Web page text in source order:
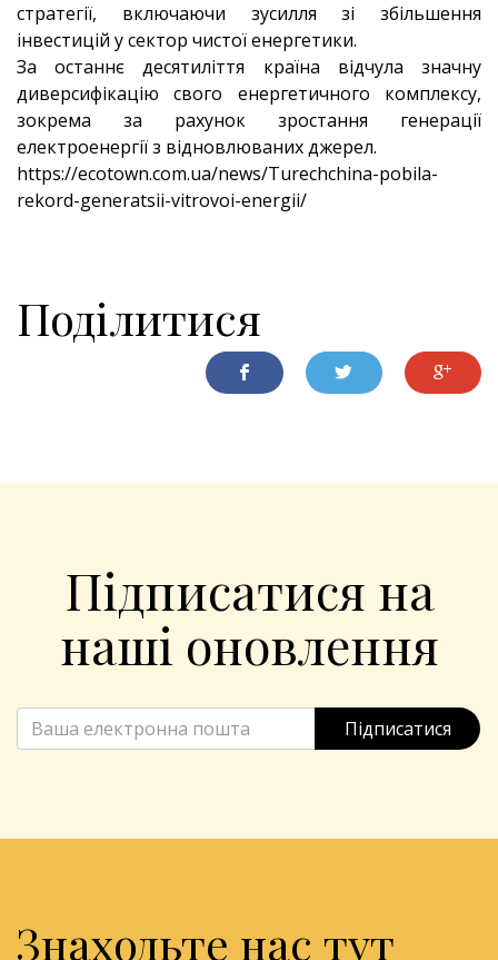
стратегії, включаючи зусилля зі збільшення
інвестицій у сектор чистої енергетики.
За останнє десятиліття країна відчула значну
диверсифікацію свого енергетичного комплексу,
зокрема за рахунок зростання генерації
електроенергії з відновлюваних джерел.
https://ecotown.com.ua/news/Turechchina-pobila-
rekord-generatsii-vitrovoi-energii/
Поділитися
Підписатися на
наші оновлення
Підписатися
Знаходьте нас тут